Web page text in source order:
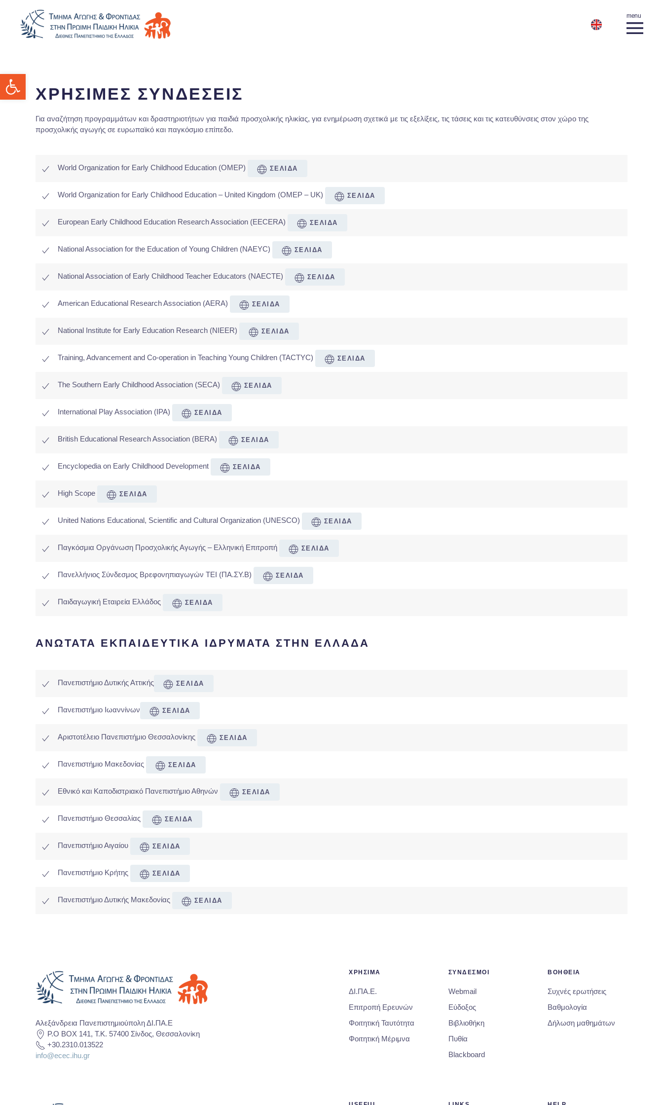
Ανοίξτε τη γραμμή εργαλείων
ΧΡΗΣΙΜΕΣ ΣΥΝΔΕΣΕΙΣ
Για αναζήτηση προγραμμάτων και δραστηριοτήτων για παιδιά προσχολικής ηλικίας, για ενημέρωση σχετικά με τις εξελίξεις, τις τάσεις και τις κατευθύνσεις στον χώρο της
προσχολικής αγωγής σε ευρωπαϊκό και παγκόσμιο επίπεδο.
World Organization for Early Childhood Education (OMEP) ΣΕΛΙΔΑ
World Organization for Early Childhood Education – United Kingdom (OMEP – UK) ΣΕΛΙΔΑ
European Early Childhood Education Research Association (EECERA) ΣΕΛΙΔΑ
National Association for the Education of Young Children (NAEYC) ΣΕΛΙΔΑ
National Association of Early Childhood Teacher Educators (NAECTE) ΣΕΛΙΔΑ
American Educational Research Association (AERA) ΣΕΛΙΔΑ
National Institute for Early Education Research (NIEER) ΣΕΛΙΔΑ
Training, Advancement and Co-operation in Teaching Young Children (TACTYC) ΣΕΛΙΔΑ
The Southern Early Childhood Association (SECA) ΣΕΛΙΔΑ
International Play Association (IPA) ΣΕΛΙΔΑ
British Educational Research Association (BERA) ΣΕΛΙΔΑ
Encyclopedia on Early Childhood Development ΣΕΛΙΔΑ
High Scope ΣΕΛΙΔΑ
United Nations Educational, Scientific and Cultural Organization (UNESCO) ΣΕΛΙΔΑ
Παγκόσμια Οργάνωση Προσχολικής Αγωγής – Ελληνική Επιτροπή ΣΕΛΙΔΑ
Πανελλήνιος Σύνδεσμος Βρεφονηπιαγωγών ΤΕΙ (ΠΑ.ΣΥ.Β) ΣΕΛΙΔΑ
Παιδαγωγική Εταιρεία Ελλάδος ΣΕΛΙΔΑ
ΑΝΩΤΑΤΑ ΕΚΠΑΙΔΕΥΤΙΚΑ ΙΔΡΥΜΑΤΑ ΣΤΗΝ ΕΛΛΑΔΑ
Πανεπιστήμιο Δυτικής Αττικής ΣΕΛΙΔΑ
Πανεπιστήμιο Ιωαννίνων ΣΕΛΙΔΑ
Αριστοτέλειο Πανεπιστήμιο Θεσσαλονίκης ΣΕΛΙΔΑ
Πανεπιστήμιο Μακεδονίας ΣΕΛΙΔΑ
Εθνικό και Καποδιστριακό Πανεπιστήμιο Αθηνών ΣΕΛΙΔΑ
Πανεπιστήμιο Θεσσαλίας ΣΕΛΙΔΑ
Πανεπιστήμιο Αιγαίου ΣΕΛΙΔΑ
Πανεπιστήμιο Κρήτης ΣΕΛΙΔΑ
Πανεπιστήμιο Δυτικής Μακεδονίας ΣΕΛΙΔΑ
Αλεξάνδρεια Πανεπιστημιούπολη ΔΙ.ΠΑ.Ε
P.O BOX 141, T.K. 57400 Σίνδος, Θεσσαλονίκη
+30.2310.013522
info@ecec.ihu.gr
ΧΡΗΣΙΜΑ
ΔΙ.ΠΑ.Ε.
Επιτροπή Ερευνών
Φοιτητική Ταυτότητα
Φοιτητική Μέριμνα
ΣΥΝΔΕΣΜΟΙ
Webmail
Εύδοξος
Βιβλιοθήκη
Πυθία
Blackboard
ΒΟΗΘΕΙΑ
Συχνές ερωτήσεις
Βαθμολογία
Δήλωση μαθημάτων